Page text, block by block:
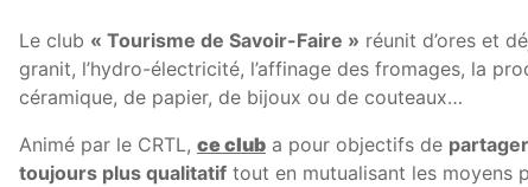
Le club « Tourisme de Savoir-Faire » réunit d’ores et
granit, l’hydro-électricité, l’affinage des fromages, la
céramique, de papier, de bijoux ou de couteaux…
Animé par le CRTL, ce club a pour objectifs de
toujours plus qualitatif tout en mutualisant les moyens